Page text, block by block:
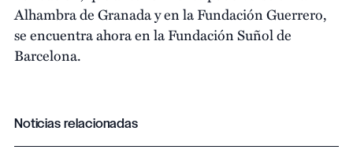
Alhambra de Granada y en la Fundación Guerrero,
se encuentra ahora en la Fundación Suñol de
Barcelona.
Noticias relacionadas